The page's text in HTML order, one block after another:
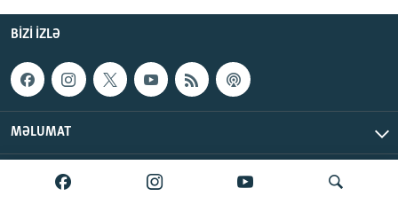
BIZI IZLƏ
MƏLUMAT
AzadlıqRadiosu © 2026 Inc. | Bütün hüquqlar qorunur